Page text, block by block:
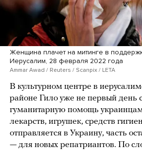
Женщина плачет на митинге в
Иерусалим, 28 февраля 2022 года
Ammar Awad / Reuters / Scanpix / LETA
В культурном центре в
районе Гило уже не первый день
гуманитарную помощь
лекарств, игрушек, средств
отправляется в Украину, часть
— для новых репатриантов. По